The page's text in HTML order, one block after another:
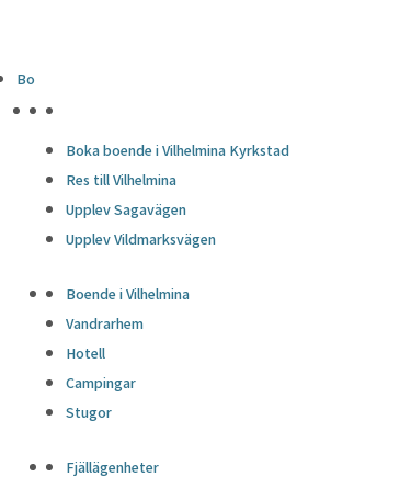
Bo
Boka boende i Vilhelmina Kyrkstad
Res till Vilhelmina
Upplev Sagavägen
Upplev Vildmarksvägen
Boende i Vilhelmina
Vandrarhem
Hotell
Campingar
Stugor
Fjällägenheter